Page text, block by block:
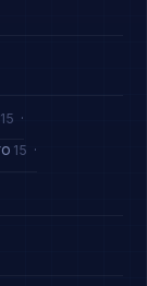
15
15